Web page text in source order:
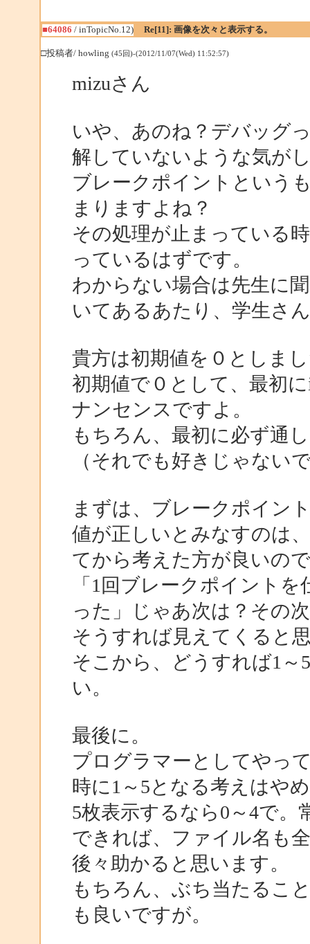
■64086 / inTopicNo.12) Re[11]: 画像を次々と表示する。
□投稿者/ howling (45回)-(2012/11/07(Wed) 11:52:57)
mizuさん
いや、あのね？デバッグ
解していないような気が
ブレークポイントという
まりますよね？
その処理が止まっている
っているはずです。
わからない場合は先生に
いてあるあたり、学生さ
貴方は初期値を０としま
初期値で０として、最初
ナンセンスですよ。
もちろん、最初に必ず通
（それでも好きじゃない
まずは、ブレークポイン
値が正しいとみなすのは
てから考えた方が良いの
「1回ブレークポイント
った」じゃあ次は？その
そうすれば見えてくると
そこから、どうすれば1
い。
最後に。
プログラマーとしてやっ
時に1～5となる考えはや
5枚表示するなら0～4で。
できれば、ファイル名も
後々助かると思います。
もちろん、ぶち当たるこ
も良いですが。